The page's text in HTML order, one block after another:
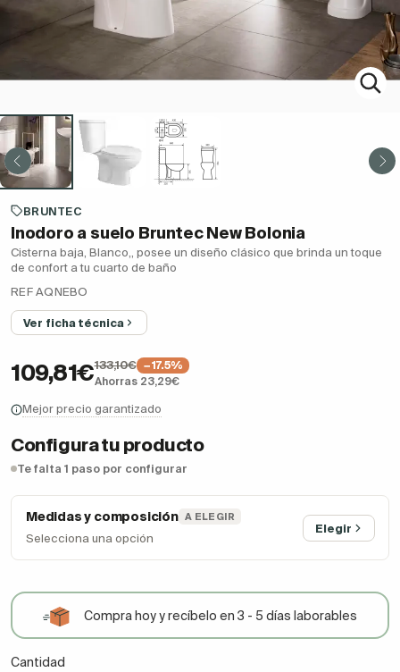
BRUNTEC
Inodoro a suelo Bruntec New Bolonia
Cisterna baja, Blanco,, posee un diseño clásico que brinda un toque
de confort a tu cuarto de baño
REF AQNEBO
Ver ficha técnica
109,81€133,10€
−17.5%
Ahorras 23,29€
Mejor precio garantizado
Configura tu producto
Te falta 1 paso por configurar
Medidas y composición A ELEGIR
Selecciona una opción
Elegir
Compra hoy y recíbelo en 3 - 5 días laborables
Cantidad